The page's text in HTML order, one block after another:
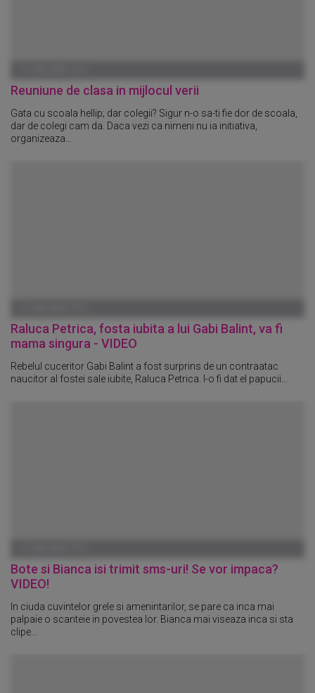
Reuniune de clasa in mijlocul verii
Gata cu scoala hellip; dar colegii? Sigur n-o sa-ti fie dor de scoala,
dar de colegi cam da. Daca vezi ca nimeni nu ia initiativa,
organizeaza...
Raluca Petrica, fosta iubita a lui Gabi Balint, va fi
mama singura - VIDEO
Rebelul cuceritor Gabi Balint a fost surprins de un contraatac
naucitor al fostei sale iubite, Raluca Petrica. I-o fi dat el papucii...
Bote si Bianca isi trimit sms-uri! Se vor impaca?
VIDEO!
In ciuda cuvintelor grele si amenintarilor, se pare ca inca mai
palpaie o scanteie in povestea lor. Bianca mai viseaza inca si sta
clipe...